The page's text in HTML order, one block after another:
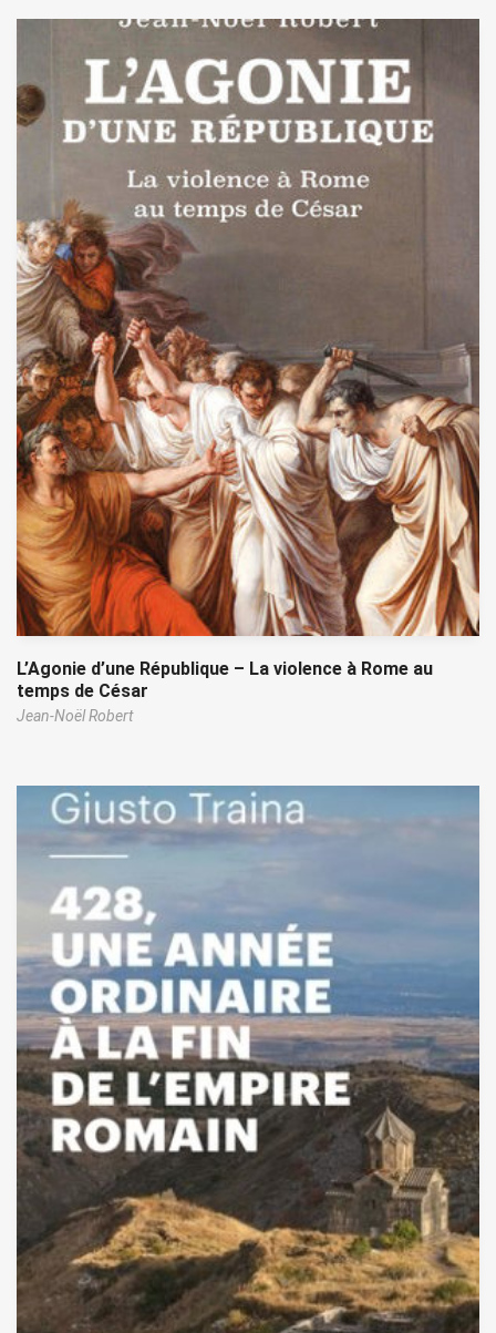
L’Agonie d’une République – La violence à Rome au
temps de César
Jean-Noël Robert